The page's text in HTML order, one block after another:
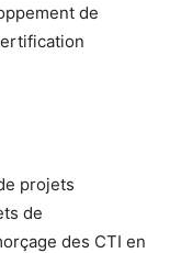
de
projets
de
des CTI en